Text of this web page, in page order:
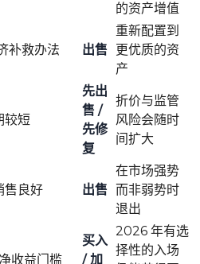
的资产增值
补救办法 出售
重新配置到
更优质的资
产
较短
先出
售 /
先修
复
折价与监管
风险会随时
间扩大
售良好 出售
在市场强势
而非弱势时
退出
收益门槛
买入
/ 加
2026 年有选
择性的入场